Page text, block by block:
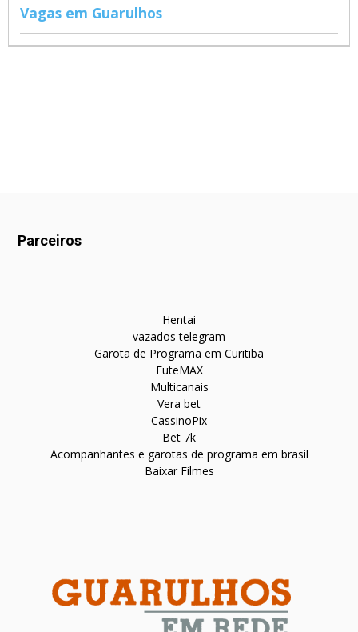
Vagas em Guarulhos
Parceiros
Hentai
vazados telegram
Garota de Programa em Curitiba
FuteMAX
Multicanais
Vera bet
CassinoPix
Bet 7k
Acompanhantes e garotas de programa em brasil
Baixar Filmes